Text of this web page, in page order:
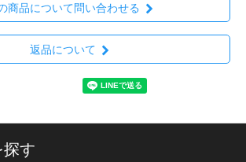
商品について問い合わせる
返品について
探す